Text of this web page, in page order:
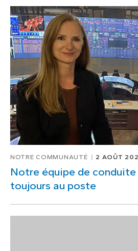
NOTRE COMMUNAUTÉ 2 AOÛT
Notre équipe de conduite
toujours au poste